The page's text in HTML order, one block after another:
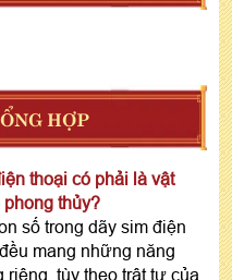
HỢP
thoại có phải là vật
phong thủy?
số trong dãy sim điện
mang những năng
riêng, tùy theo trật tự của